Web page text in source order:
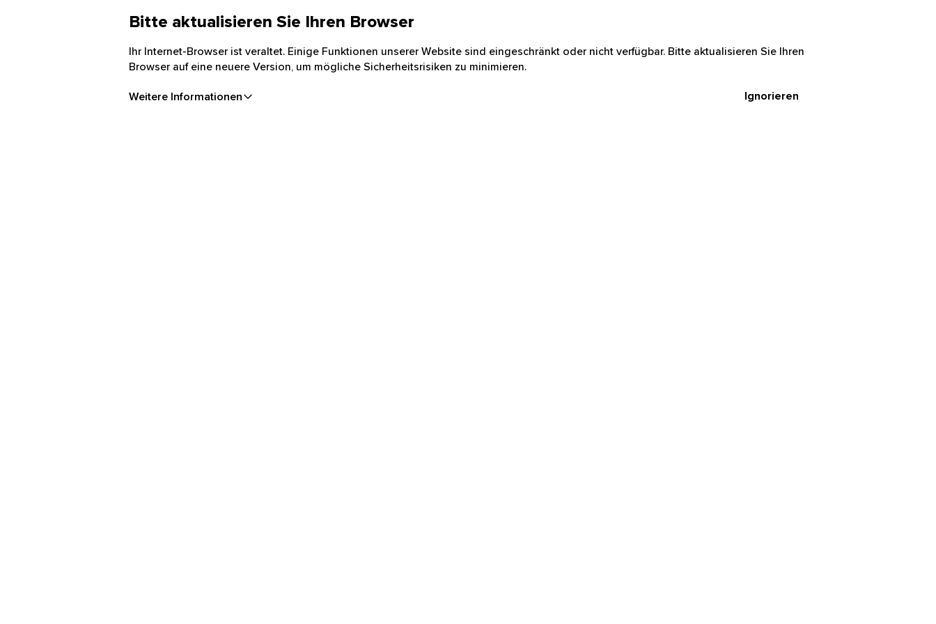
Bitte aktualisieren Sie Ihren Browser
Ihr Internet-Browser ist veraltet. Einige Funktionen unserer Website sind eingeschränkt oder nicht verfügbar. Bitte aktualisieren Sie Ihren
Browser auf eine neuere Version, um mögliche Sicherheitsrisiken zu minimieren.
Weitere Informationen Ignorieren